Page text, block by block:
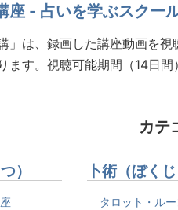
座 - 占いを学ぶスクー
」は、録画した講座動画を
ます。視聴可能期間（14日
カテ
） 卜術（ぼくじ
タロット・ル